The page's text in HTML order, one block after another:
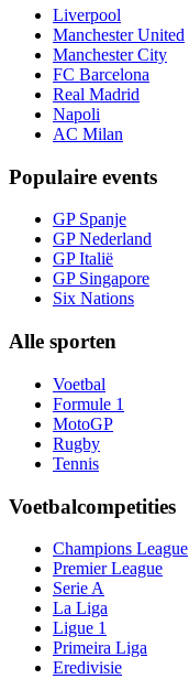
Liverpool
Manchester United
Manchester City
FC Barcelona
Real Madrid
Napoli
AC Milan
Populaire events
GP Spanje
GP Nederland
GP Italië
GP Singapore
Six Nations
Alle sporten
Voetbal
Formule 1
MotoGP
Rugby
Tennis
Voetbalcompetities
Champions League
Premier League
Serie A
La Liga
Ligue 1
Primeira Liga
Eredivisie